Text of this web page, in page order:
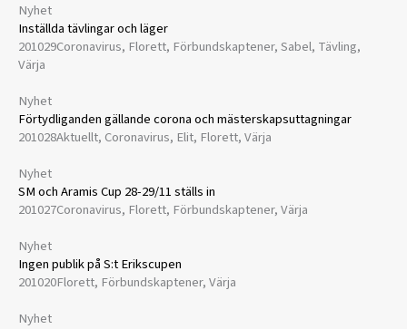
Nyhet
Inställda tävlingar och läger
201029Coronavirus, Florett, Förbundskaptener, Sabel, Tävling,
Värja
Nyhet
​Förtydliganden gällande corona och mästerskapsuttagningar
201028Aktuellt, Coronavirus, Elit, Florett, Värja
Nyhet
SM och Aramis Cup 28-29/11 ställs in
201027Coronavirus, Florett, Förbundskaptener, Värja
Nyhet
​Ingen publik på S:t Erikscupen
201020Florett, Förbundskaptener, Värja
Nyhet